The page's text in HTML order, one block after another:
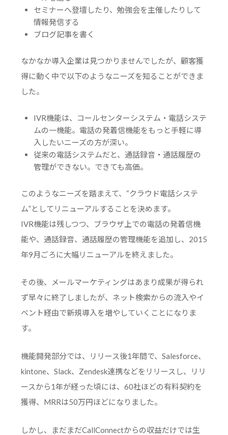
セミナーへ登壇したり、勉強会を主催したりして
情報発信する
ブログ記事を書く
なかなか導入企業は見つかりませんでしたが、顧客獲
得に動く中で以下のようなニーズを知ることができま
した。
IVR機能は、コールセンターシステム・電話システ
ムの一機能。電話の発着信機能をもっと手軽に導
入したいニーズの方が深い。
従来の電話システムだと、通話録音・通話履歴の
管理ができない。できても高価。
このようなニーズを踏まえて、“クラウド電話システ
ム”としてリニューアルすることを決めます。
IVR機能は残しつつ、ブラウザ上での電話の発着信機
能や、通話録音、通話履歴の管理機能を追加し、2015
年9月ごろに大幅リニューアルを終えました。
その後、メールマーケティングはあまり成果が得られ
ず早々に終了しましたが、ネット検索からの流入やイ
ベント経由で新規導入を増やしていくことになりま
す。
機能開発部分では、リリース後1年間で、Salesforce、
kintone、Slack、Zendesk連携などをリリースし、リリ
ースから1年が経った頃には、60社ほどの有料契約を
獲得、MRRは50万円ほどになりました。
しかし、まだまだCallConnectからの収益だけでは生